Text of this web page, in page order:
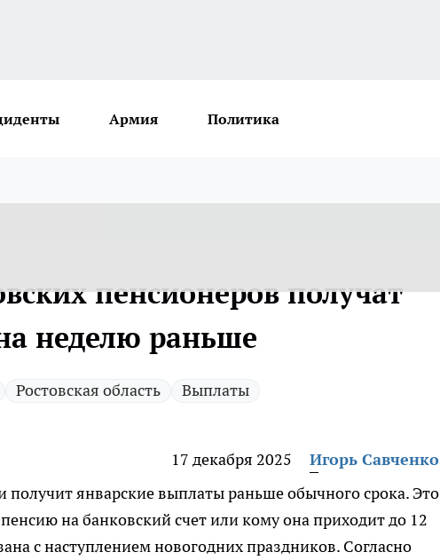
Армия Политика
пенсионеров получат
неделю раньше
Ростовская область Выплаты
17 декабря 2025
Игорь Савченко
получит январские выплаты раньше обычного срока. Это
на банковский счет или кому она приходит до 12
с наступлением новогодних праздников. Согласно